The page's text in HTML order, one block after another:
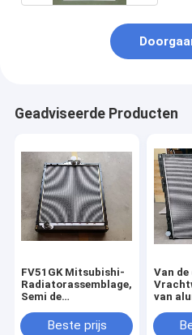
Geadviseerde Producten
FV51GK Mitsubishi-
Radiatorassemblage,
Semi de
van 2rowsBeste prijs
Van de
van
Zware